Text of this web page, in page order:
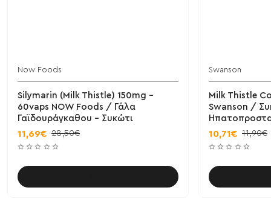
Now Foods
Silymarin (Milk Thistle) 150mg -
60vaps NOW Foods / Γάλα
Γαϊδουράγκαθου - Συκώτι
11,69€ 28,50€
Swanson
Milk Thistle
Swanson /
10,71€ 11,90€